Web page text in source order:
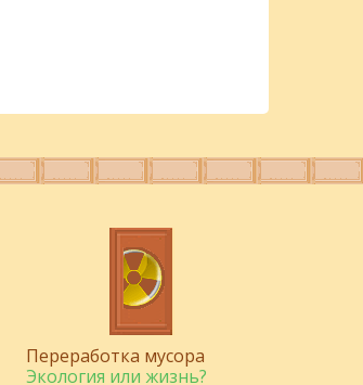
Переработка мусора
Экология или жизнь?